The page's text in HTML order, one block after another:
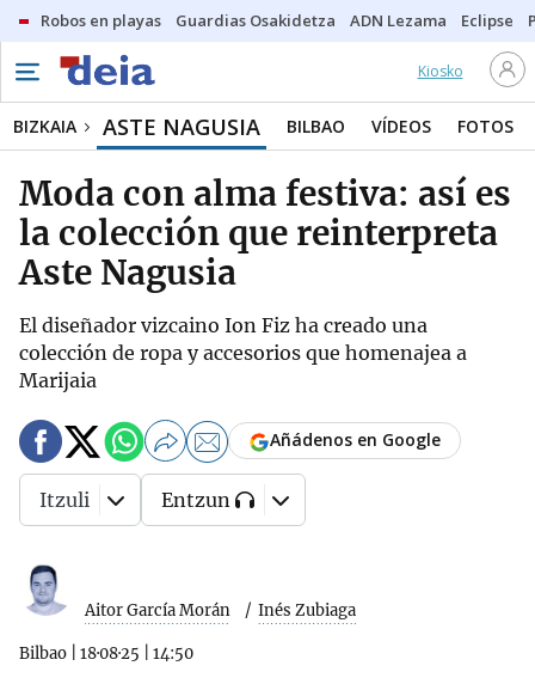
Robos en playas Guardias Osakidetza ADN Lezama Eclipse
Kiosko
BIZKAIA ASTE NAGUSIA BILBAO VÍDEOS FOTOS
Moda con alma festiva: así es
la colección que reinterpreta
Aste Nagusia
El diseñador vizcaino Ion Fiz ha creado una
colección de ropa y accesorios que homenajea a
Marijaia
Aitor García Morán Inés Zubiaga
Bilbao 18·08·25 14:50
Añádenos en Google
Itzuli Entzun